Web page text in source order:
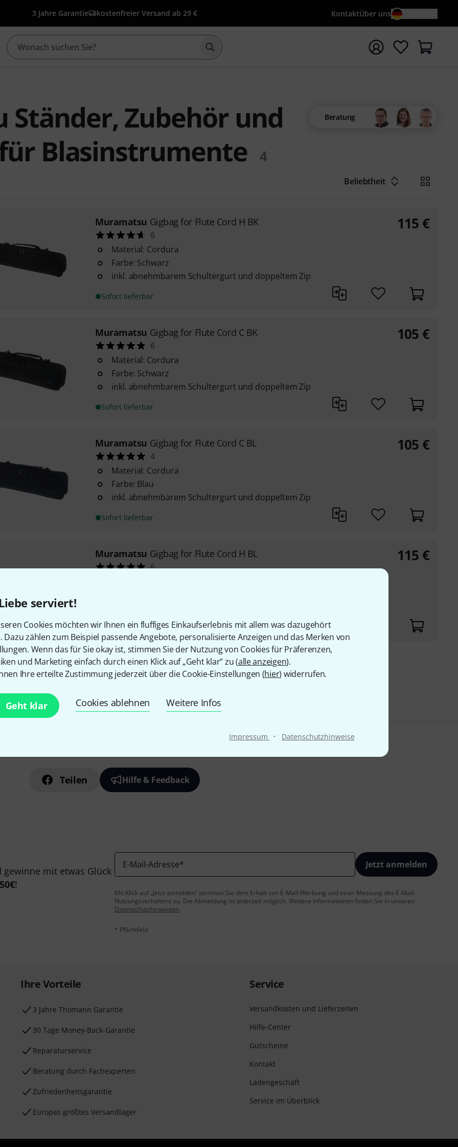
serviert!
Cookies möchten wir Ihnen ein fluffiges Einkaufserlebnis mit allem was dazugehört
Dazu zählen zum Beispiel passende Angebote, personalisierte Anzeigen und das Merken von
Wenn das für Sie okay ist, stimmen Sie der Nutzung von Cookies für Präferenzen,
und Marketing einfach durch einen Klick auf „Geht klar“ zu (alle anzeigen).
Ihre erteilte Zustimmung jederzeit über die Cookie-Einstellungen (hier) widerrufen.
Geht klar Cookies ablehnen Weitere Infos
Impressum · Datenschutzhinweise
3 Jahre Garantie kostenfreier Versand ab 29 € KontaktÜber uns
Suche mit Suchwort {searchTerm} starten
Ständer, Zubehör und
Blasinstrumente
4
Beratung
Beliebtheit
Muramatsu Gigbag for Flute Cord H BK
6
Material: Cordura
Farbe: Schwarz
inkl. abnehmbarem Schultergurt und doppeltem Zip
Sofort lieferbar
115 €
Muramatsu Gigbag for Flute Cord C BK
6
Material: Cordura
Farbe: Schwarz
inkl. abnehmbarem Schultergurt und doppeltem Zip
Sofort lieferbar
105 €
Muramatsu Gigbag for Flute Cord C BL
4
Material: Cordura
Farbe: Blau
inkl. abnehmbarem Schultergurt und doppeltem Zip
Sofort lieferbar
105 €
Muramatsu Gigbag for Flute Cord H BL
6
Sofort lieferbar
115 €
Kostenloser Versand ab 29 €
Teilen Hilfe & Feedback
mit etwas Glück
50€!
E-Mail-Adresse* Jetzt anmelden
Mit Klick auf „Jetzt anmelden“ stimmen Sie dem Erhalt von E-Mail-Werbung und einer Messung des E-Mail-
Nutzungsverhaltens zu. Die Abmeldung ist jederzeit möglich. Weitere Informationen finden Sie in unseren
Datenschutzhinweisen.
* Pflichtfeld
Ihre Vorteile
3 Jahre Thomann Garantie
30 Tage Money-Back-Garantie
Reparaturservice
Beratung durch Fachexperten
Zufriedenheitsgarantie
Europas größtes Versandlager
Service
Versandkosten und Lieferzeiten
Hilfe-Center
Gutscheine
Kontakt
Ladengeschäft
Service im Überblick